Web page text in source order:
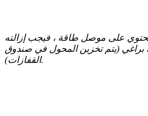
على موصل طاقة ، فيجب إزالته
(يتم تخزين المحول في صندوق
القفازات).